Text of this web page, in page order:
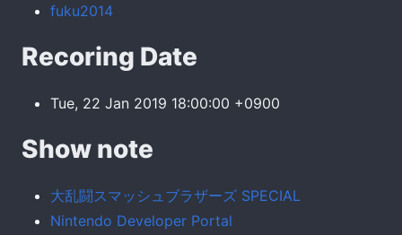
fuku2014
Recoring Date
Tue, 22 Jan 2019 18:00:00 +0900
Show note
大乱闘スマッシュブラザーズ SPECIAL
Nintendo Developer Portal